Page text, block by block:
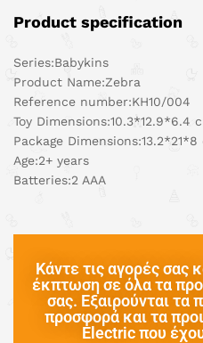
Product specification
Series:Babykins
Product Name:Zebra
Reference number:KH10/004
Toy Dimensions:10.3*12.9*6.4
Package Dimensions:13.2*21*8
Age:2+ years
Batteries:2 AAA
Κάντε τις αγορές σας
έκπτωση σε όλα τα
σας. Εξαιρούνται τα
προσφορά και τα
Electric που